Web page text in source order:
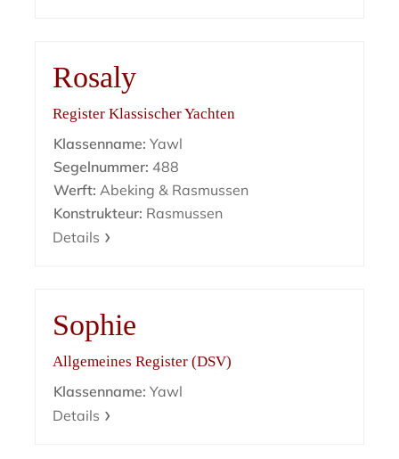
Rosaly
Register Klassischer Yachten
Klassenname: Yawl
Segelnummer: 488
Werft: Abeking & Rasmussen
Konstrukteur: Rasmussen
Details
Sophie
Allgemeines Register (DSV)
Klassenname: Yawl
Details